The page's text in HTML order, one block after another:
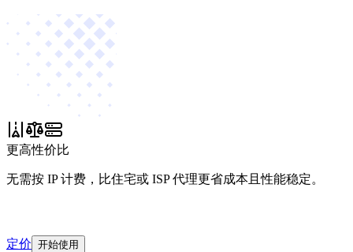
更高性价比
无需按 IP 计费，比住宅或 ISP 代理更省成本且性能稳定。
定价 开始使用